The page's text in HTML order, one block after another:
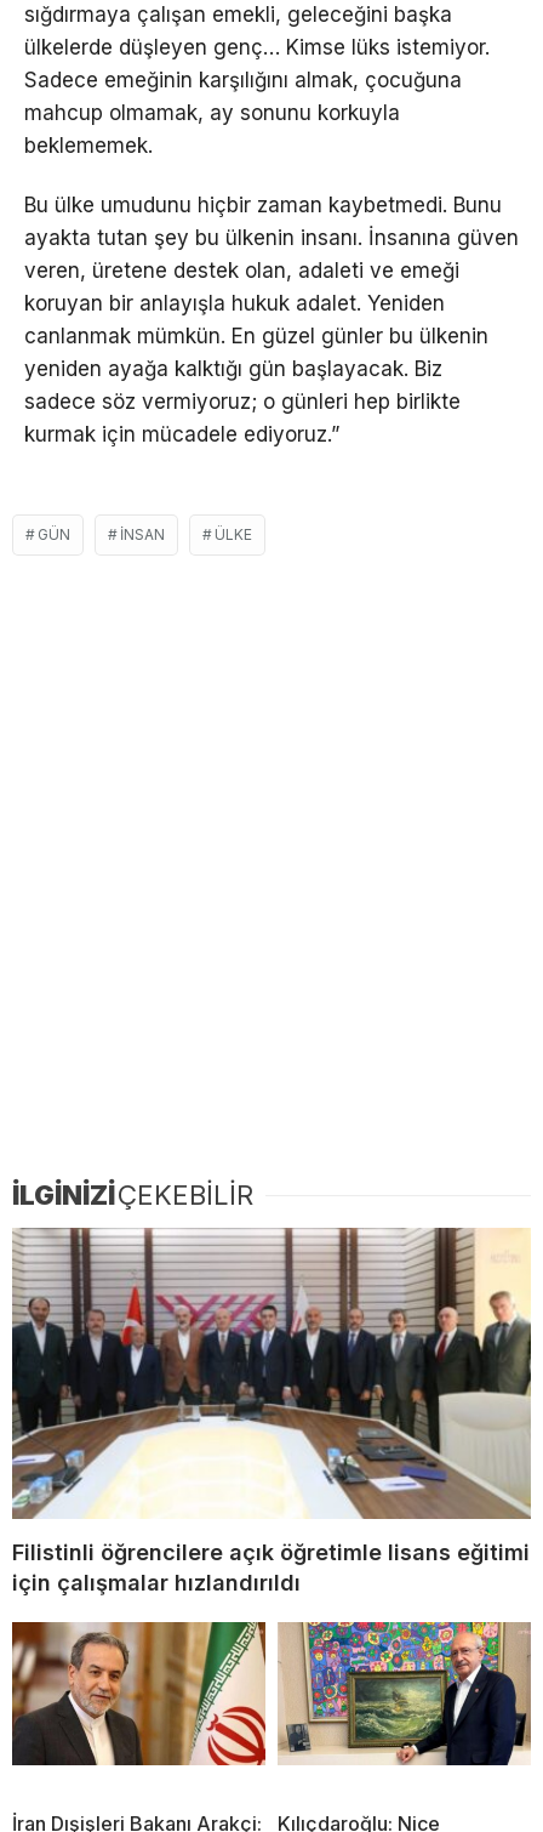
sığdırmaya çalışan emekli, geleceğini başka
ülkelerde düşleyen genç… Kimse lüks istemiyor.
Sadece emeğinin karşılığını almak, çocuğuna
mahcup olmamak, ay sonunu korkuyla
beklememek.
Bu ülke umudunu hiçbir zaman kaybetmedi. Bunu
ayakta tutan şey bu ülkenin insanı. İnsanına güven
veren, üretene destek olan, adaleti ve emeği
koruyan bir anlayışla hukuk adalet. Yeniden
canlanmak mümkün. En güzel günler bu ülkenin
yeniden ayağa kalktığı gün başlayacak. Biz
sadece söz vermiyoruz; o günleri hep birlikte
kurmak için mücadele ediyoruz.”
GÜN INSAN ÜLKE
İLGİNİZİÇEKEBİLİR
Filistinli öğrencilere açık öğretimle lisans eğitimi
için çalışmalar hızlandırıldı
İran Dışişleri Bakanı Arakçi: Kılıçdaroğlu: Nice